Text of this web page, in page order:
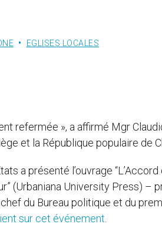
EGLISES LOCALES
refermée », a affirmé Mgr
et la République populaire de
a présenté l’ouvrage
(Urbaniana University Press) –
du Bureau politique et du
sur cet événement